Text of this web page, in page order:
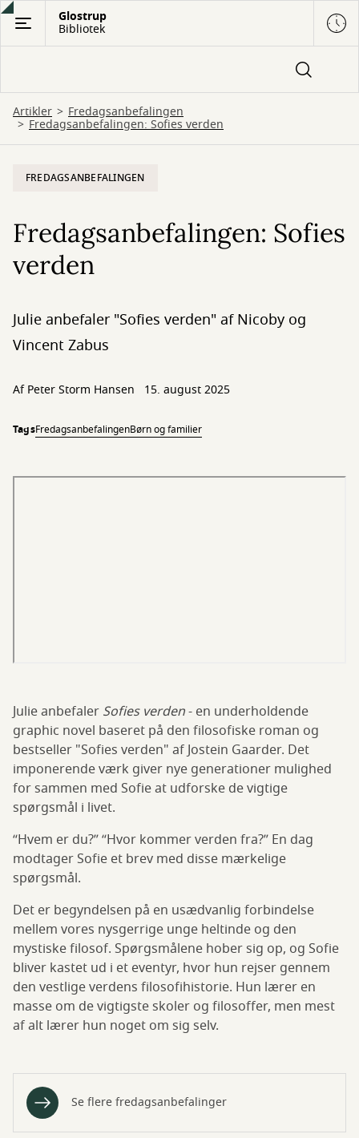
Gå
hovedindhold
Glostrup
Bibliotek
Artikler Fredagsanbefalingen
Fredagsanbefalingen: Sofies verden
FREDAGSANBEFALINGEN
Fredagsanbefalingen: Sofies
verden
Julie anbefaler "Sofies verden" af Nicoby og
Vincent Zabus
AfPeter Storm Hansen 15. august 2025
TagsFredagsanbefalingenBørn og familier
Julie anbefaler Sofies verden- en underholdende
graphic novel baseret på den filosofiske roman og
bestseller "Sofies verden" af Jostein Gaarder. Det
imponerende værk giver nye generationer mulighed
for sammen med Sofie at udforske de vigtige
spørgsmål i livet.
“Hvem er du?” “Hvor kommer verden fra?” En dag
modtager Sofie et brev med disse mærkelige
spørgsmål.
Det er begyndelsen på en usædvanlig forbindelse
mellem vores nysgerrige unge heltinde og den
mystiske filosof. Spørgsmålene hober sig op, og Sofie
bliver kastet ud i et eventyr, hvor hun rejser gennem
den vestlige verdens filosofihistorie. Hun lærer en
masse om de vigtigste skoler og filosoffer, men mest
af alt lærer hun noget om sig selv.
Se flere fredagsanbefalinger